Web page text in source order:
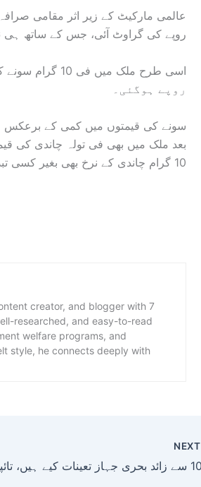
روپے کی گراوٹ آئی، جس کے ساتھ ہی نئی قیمت 4 لاکھ 73 ہزار 162
روپے ہوگئی۔
10 گرام چاندی کے نرخ بھی بغیر کسی تبدیلی کے 6 ہزار 887 روپے پر برقرار رہے۔ا
creator, and blogger with 7
researched, and easy-to-read
welfare programs, and
style, he connects deeply with
NEXT